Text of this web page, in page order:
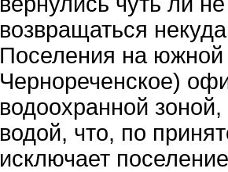
возвращаться
Поселения на южной
Чернореченское)
водоохранной
водой, что, по
исключает